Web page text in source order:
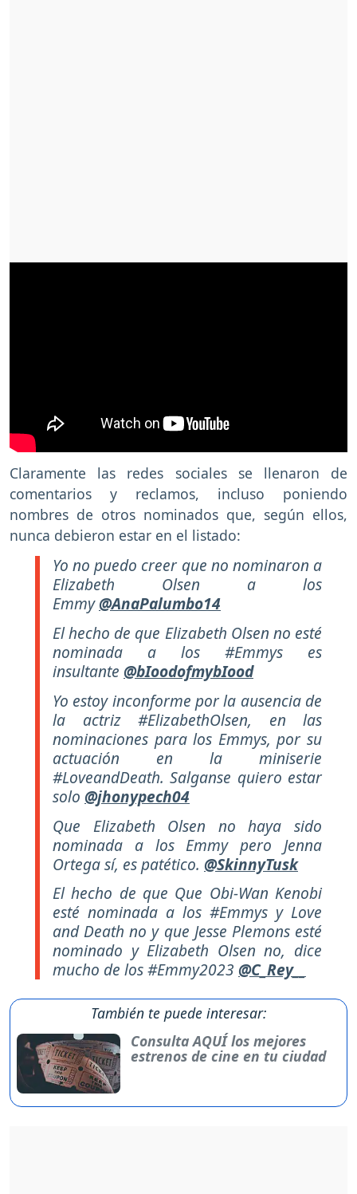
Claramente las redes sociales se llenaron de
comentarios y reclamos, incluso poniendo
nombres de otros nominados que, según ellos,
nunca debieron estar en el listado:
Yo no puedo creer que no nominaron a
Elizabeth Olsen a los
Emmy@AnaPalumbo14
El hecho de que Elizabeth Olsen no esté
nominada a los #Emmys es
insultante @bIoodofmybIood
Yo estoy inconforme por la ausencia de
la actriz #ElizabethOlsen, en las
nominaciones para los Emmys, por su
actuación en la miniserie
#LoveandDeath. Salganse quiero estar
solo @jhonypech04
Que Elizabeth Olsen no haya sido
nominada a los Emmy pero Jenna
Ortega sí, es patético. @SkinnyTusk
El hecho de que Que Obi-Wan Kenobi
esté nominada a los #Emmys y Love
and Death no y que Jesse Plemons esté
nominado y Elizabeth Olsen no, dice
mucho de los #Emmy2023 @C_Rey__
También te puede interesar:
Consulta AQUÍ los mejores
estrenos de cine en tu ciudad